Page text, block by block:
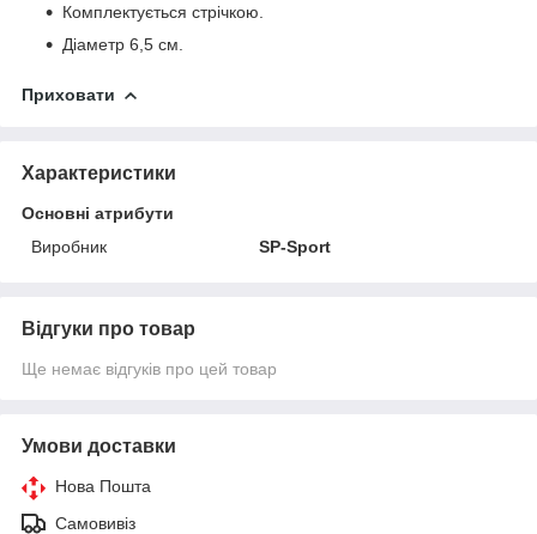
Комплектується стрічкою.
Діаметр 6,5 см.
Приховати
Характеристики
Основні атрибути
Виробник
SP-Sport
Відгуки про товар
Ще немає відгуків про цей товар
Умови доставки
Нова Пошта
Самовивіз